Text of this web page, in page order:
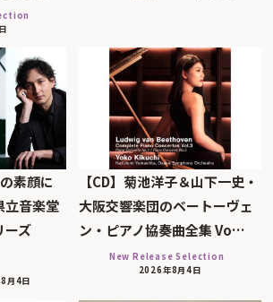
素顔に
音楽堂
ーズ
月4日
【CD】菊池洋子＆山下一史・
大阪交響楽団のベートーヴェ
ン・ピアノ協奏曲全集 Vo…
New Release Selection
2026年8月4日